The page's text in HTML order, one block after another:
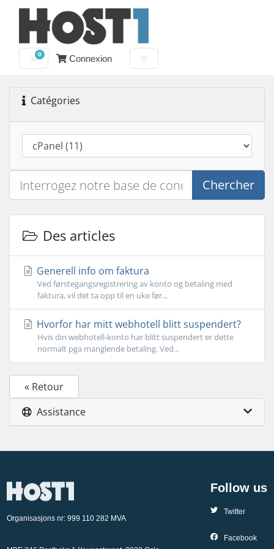
0
Votre panierConnexion
Catégories
Chercher
Des articles
Generell info om faktura
Ved førstegangsregistrering av konto og betaling med
faktura, vil det ta opp til en uke før...
Hvorfor har mitt webhotell blitt suspendert?
Hvis din webhotell-konto har blitt suspendert er dette
normalt pga manglende betaling. Ved...
« Retour
Assistance
Organisasjons nr: 999 110 282 MVA
Follow us
Twitter
Facebook